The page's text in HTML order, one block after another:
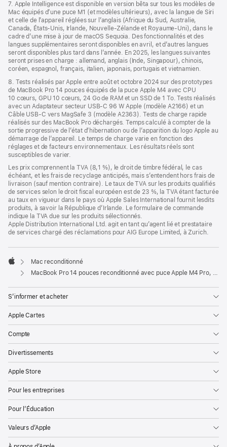
7. Apple Intelligence est disponible en version bêta sur tous les modèles de
Mac équipés d’une puce M1 (et modèles ultérieurs), avec la langue de Siri
et celle de l’appareil réglées sur l’anglais (Afrique du Sud, Australie,
Canada, États-Unis, Irlande, Nouvelle-Zélande et Royaume-Uni), dans le
cadre d’une mise à jour de macOS Sequoia. Des fonctionnalités et des
langues supplémentaires seront disponibles en avril, et d’autres langues
seront disponibles plus tard dans l’année. En 2025, les langues suivantes
seront prises en charge : allemand, anglais (Inde, Singapour), chinois,
coréen, espagnol, français, italien, japonais, portugais et vietnamien.
8. Tests réalisés par Apple entre août et octobre 2024 sur des prototypes
de MacBook Pro 14 pouces équipés de la puce Apple M4 avec CPU
10 cœurs, GPU 10 cœurs, 24 Go de RAM et un SSD de 1 To. Tests réalisés
avec un Adaptateur secteur USB-C 96 W Apple (modèle A2166) et un
Câble USB-C vers MagSafe 3 (modèle A2363). Tests de charge rapide
réalisés sur des MacBook Pro déchargés. Temps calculé à compter de la
sortie progressive de l’état d’hibernation ou de l’apparition du logo Apple au
démarrage de l’appareil. Le temps de charge varie en fonction des
réglages et de facteurs environnementaux. Les résultats réels sont
susceptibles de varier.
Les prix comprennent la TVA (8,1 %), le droit de timbre fédéral, le cas
échéant, et les frais de recyclage anticipés, mais s’entendent hors frais de
livraison (sauf mention contraire). Le taux de TVA sur les produits qualifiés
de services selon le droit fiscal européen est de 23 %, la TVA étant facturée
au taux en vigueur dans le pays où Apple Sales International fournit lesdits
produits, à savoir la République d’Irlande. Le formulaire de commande
indique la TVA due sur les produits sélectionnés.
Apple Distribution International Ltd. agit en tant qu’agent lié et prestataire
de services chargé des réclamations pour AIG Europe Limited, à Zurich.
Apple
Mac reconditionné
MacBook Pro 14 pouces reconditionné avec puce Apple M4 Pro, CPU 12 cœurs, GPU 16 cœurs et écran nano-texturé - Argent
S’informer et acheter
Apple Cartes
Compte
Divertissements
Apple Store
Pour les entreprises
Pour l’Éducation
Valeurs d’Apple